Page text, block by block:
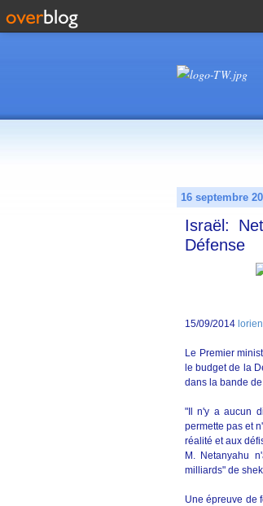
16 septembre
Israël:
Défense
15/09/2014
Le Premier
le budget de la
dans la bande
"Il n'y a aucun
permette pas et
réalité et aux
M. Netanyahu
milliards" de
Une épreuve de